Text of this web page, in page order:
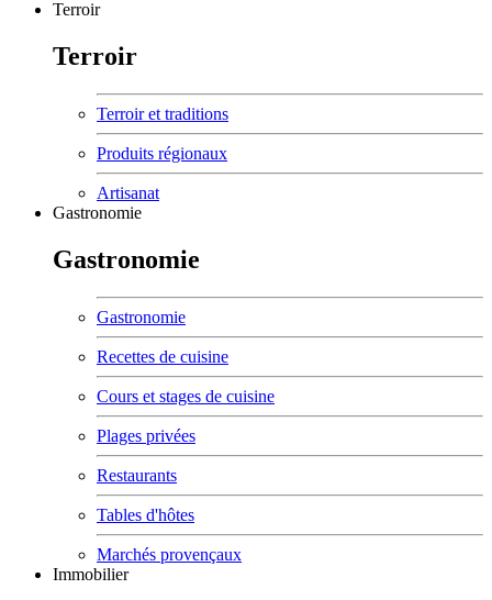
Terroir
Terroir
Terroir et traditions
Produits régionaux
Artisanat
Gastronomie
Gastronomie
Gastronomie
Recettes de cuisine
Cours et stages de cuisine
Plages privées
Restaurants
Tables d'hôtes
Marchés provençaux
Immobilier